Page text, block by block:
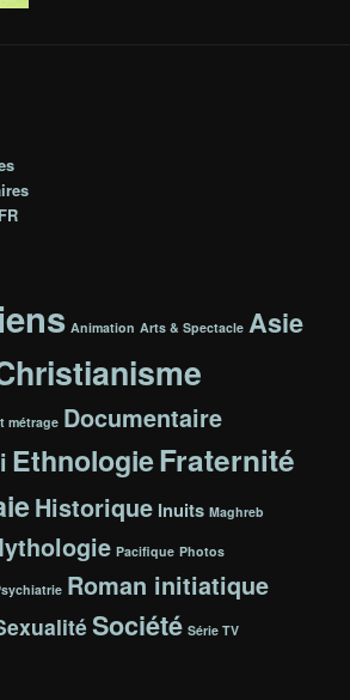
Animation Arts & Spectacle Asie
métrage Documentaire
EthnologieFraternité
Historique Inuits Maghreb
Pacifique Photos
Roman initiatique
Société Série TV